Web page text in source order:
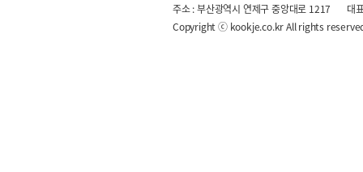
주소 : 부산광역시 연제구 중앙대로 1217
대
Copyright ⓒ kookje.co.kr All rights